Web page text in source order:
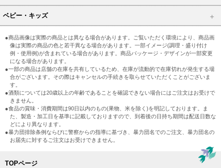
ベビー・キッズ
●商品画像は実際の商品とは異なる場合があります。ご覧いただく環境により、商品画
像は実際の商品の色と若干異なる場合があります。一部イメージ(調理・盛り付け
例・使用例)が含まれている場合があります。商品パッケージ・デザインが一部変更
になる場合があります。
●一部の商品は店舗の在庫を共有しているため、在庫が流動的で在庫切れが発生する場
合がございます。その際はキャンセルの手続きを取らせていただくことがございま
す。
●酒類については20歳以上の年齢であることを確認できない場合にはご注文はお受けで
きません。
●食品の賞味・消費期間は90日以内のもの(果物、米を除く)を明記しております。ま
た、製造・加工日を基準に記載しておりますので、到着後の日持ち期間は配送日数な
どにより異なります。
●暴力団排除条例ならびに警察からの指導に基づき、暴力団名でのご注文、暴力団名の
お届先に対するご注文はお受けできません。
TOPページ